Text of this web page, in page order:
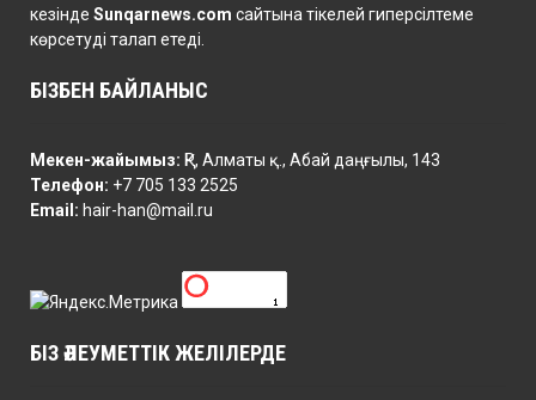
кезінде Sunqarnews.com сайтына тікелей гиперсілтеме
көрсетуді талап етеді.
БІЗБЕН БАЙЛАНЫС
Мекен-жайымыз: ҚР, Алматы қ., Абай даңғылы, 143
Телефон: +7 705 133 2525
Email: hair-han@mail.ru
БІЗ ӘЛЕУМЕТТІК ЖЕЛІЛЕРДЕ